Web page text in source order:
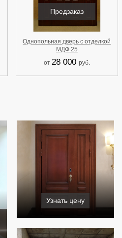
Предзаказ
Однопольная дверь с отделкой
МДФ 25
от 28 000 руб.
Узнать цену